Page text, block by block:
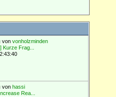
vonvonholzminden
Kurze Frag...
vonhassi
Rea...